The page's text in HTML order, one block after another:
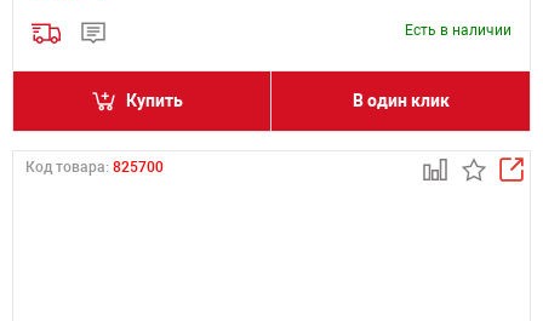
Есть в наличии
Купить В один клик
Код товара: 825700